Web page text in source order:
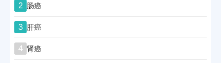
2 肠癌
3 肝癌
4 肾癌